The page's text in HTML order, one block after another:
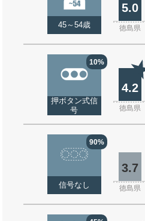
45～54歳
5.0
徳島県
10%
押ボタン式信
号
4.2
徳島県
90%
信号なし
3.7
徳島県